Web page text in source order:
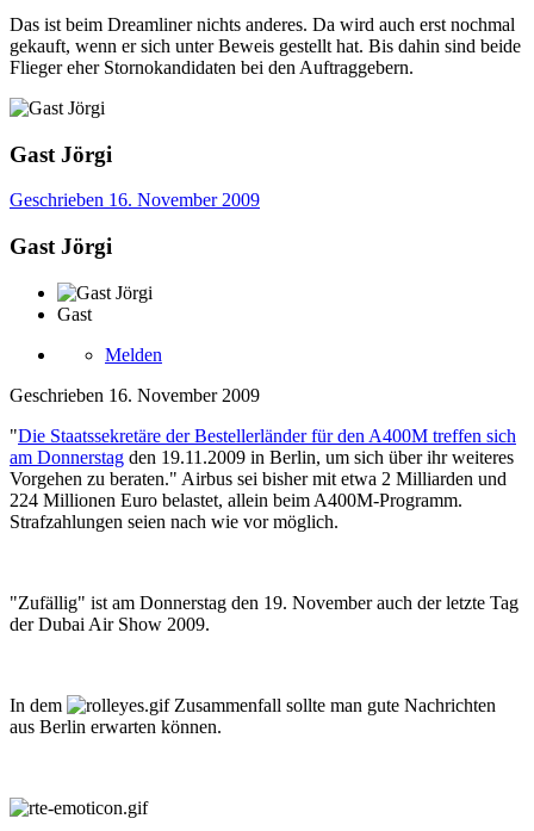
Das ist beim Dreamliner nichts anderes. Da wird auch erst nochmal
gekauft, wenn er sich unter Beweis gestellt hat. Bis dahin sind beide
Flieger eher Stornokandidaten bei den Auftraggebern.
Gast Jörgi
Geschrieben 16. November 2009
Gast Jörgi
Gast
Melden
Geschrieben 16. November 2009
"Die Staatssekretäre der Bestellerländer für den A400M treffen sich
am Donnerstag den 19.11.2009 in Berlin, um sich über ihr weiteres
Vorgehen zu beraten." Airbus sei bisher mit etwa 2 Milliarden und
224 Millionen Euro belastet, allein beim A400M-Programm.
Strafzahlungen seien nach wie vor möglich.
"Zufällig" ist am Donnerstag den 19. November auch der letzte Tag
der Dubai Air Show 2009.
In dem
Zusammenfall sollte man gute Nachrichten
aus Berlin erwarten können.